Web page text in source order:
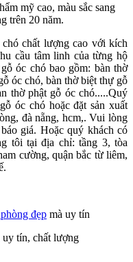
mỹ cao, màu sắc sang
trên 20 năm.
chất lượng cao với kích
cầu tâm linh của từng hộ
óc chó bao gồm: bàn thờ
óc chó, bàn thờ biệt thự gỗ
thờ phật gỗ óc chó.....Quý
óc chó hoặc đặt sản xuất
đà nẵng, hcm,. Vui lòng
giá. Hoặc quý khách có
tôi tại địa chỉ: tầng 3, tòa
cường, quận bắc từ liêm,
đẹp mà uy tín
uy tín, chất lượng